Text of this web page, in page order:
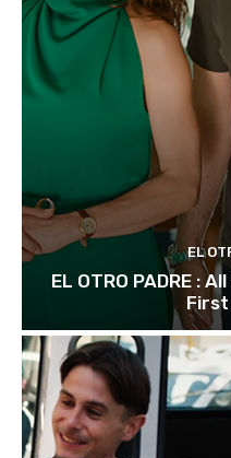
EL
EL OTRO PADRE :
First